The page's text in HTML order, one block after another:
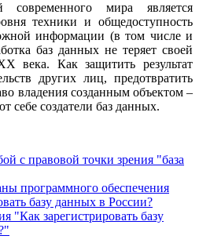
современного мира является
техники и общедоступность
информации (в том числе и
баз данных не теряет своей
века. Как защитить результат
других лиц, предотвратить
владения созданным объектом –
себе создатели баз данных.
с правовой точки зрения "база
программного обеспечения
базу данных в России?
"Как зарегистрировать базу